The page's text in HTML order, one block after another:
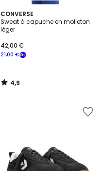
CONVERSE
Sweat à capuche en molleton
léger
21,00 €
42,00 €
4,9
/ 5
4,9
/